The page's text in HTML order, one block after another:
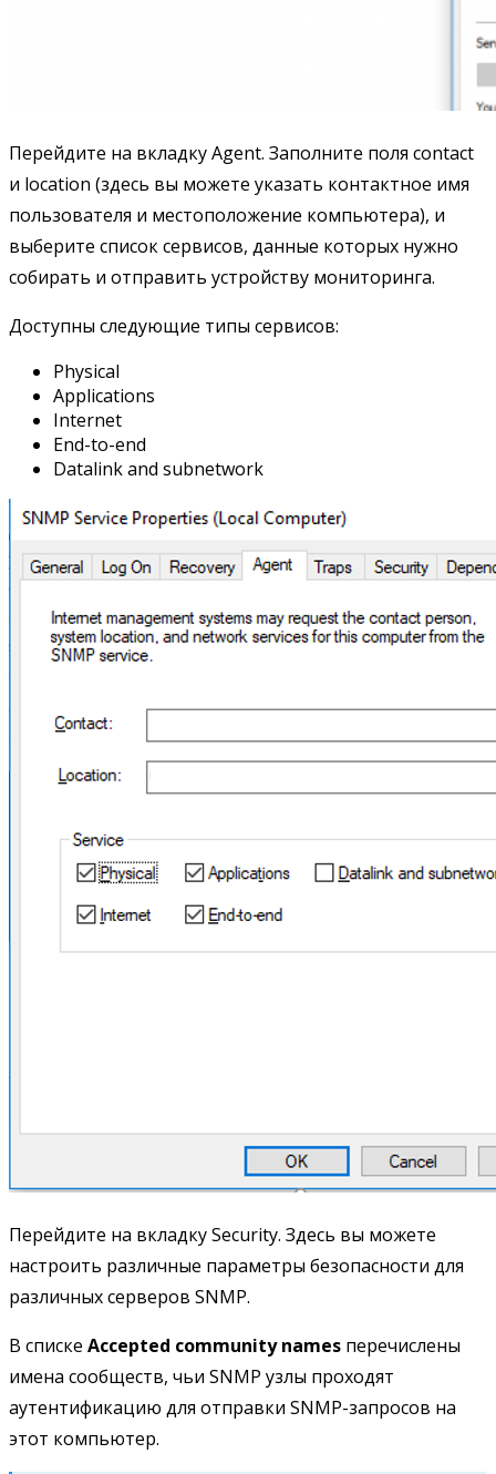
Перейдите на вкладку Agent. Заполните поля contact
и location (здесь вы можете указать контактное имя
пользователя и местоположение компьютера), и
выберите список сервисов, данные которых нужно
собирать и отправить устройству мониторинга.
Доступны следующие типы сервисов:
Physical
Applications
Internet
End-to-end
Datalink and subnetwork
Перейдите на вкладку Security. Здесь вы можете
настроить различные параметры безопасности для
различных серверов SNMP.
В списке Accepted community names перечислены
имена сообществ, чьи SNMP узлы проходят
аутентификацию для отправки SNMP-запросов на
этот компьютер.